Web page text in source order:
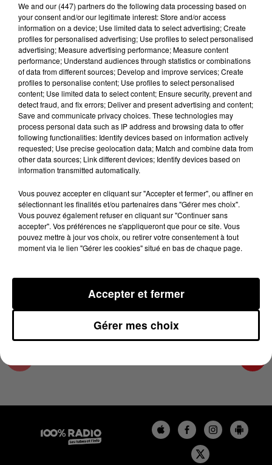
Lecture (3 min)
100%
100% Radio les infos de l'Aude
20 juillet 2023 - 3 min
LES INFOS DE L'AUDE DU 20/07/2023 À
18H00
Les infos de l'Aude
We and our (447) partnersdo the following data processing based on
your consent and/or our legitimate interest: Store and/or access
information on a device; Use limited data to select advertising; Create
profiles for personalised advertising; Use profiles to select personalised
advertising; Measure advertising performance; Measure content
performance; Understand audiences through statistics or combinations
of data from different sources; Develop and improve services; Create
profiles to personalise content; Use profiles to select personalised
content; Use limited data to select content; Ensure security, prevent and
detect fraud, and fix errors; Deliver and present advertising and content;
Save and communicate privacy choices. These technologies may
process personal data such as IP address and browsing data to offer
following functionalities: Identify devices based on information actively
requested; Use precise geolocation data; Match and combine data from
other data sources; Link different devices; Identify devices based on
information transmitted automatically.
Vous pouvez accepter en cliquant sur "Accepter et fermer", ou affiner en
sélectionnant les finalités et/ou partenaires dans "Gérer mes choix".
Vous pouvez également refuser en cliquant sur "Continuer sans
accepter". Vos préférences ne s'appliqueront que pour ce site. Vous
pouvez mettre à jour vos choix, ou retirer votre consentement à tout
moment via le lien "Gérer les cookies" situé en bas de chaque page.
Gérer mes choix
Accepter et fermer